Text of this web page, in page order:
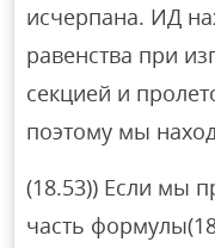
исчерпана. ИД
равенства при
секцией и
поэтому мы
(18.53)) Если мы
часть